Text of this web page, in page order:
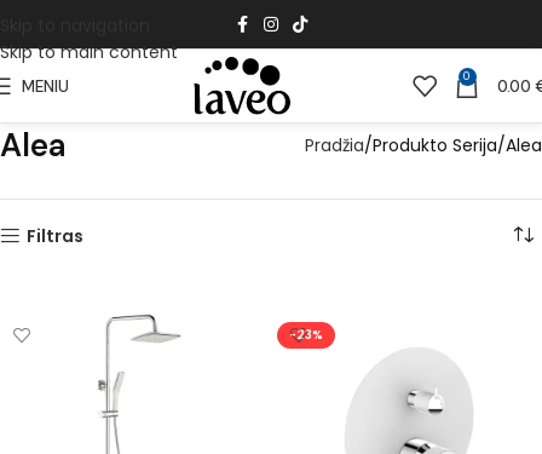
Skip to main content
MENIU 0 0.00
Alea Pradžia Produkto Serija Alea
Filtras
-23%